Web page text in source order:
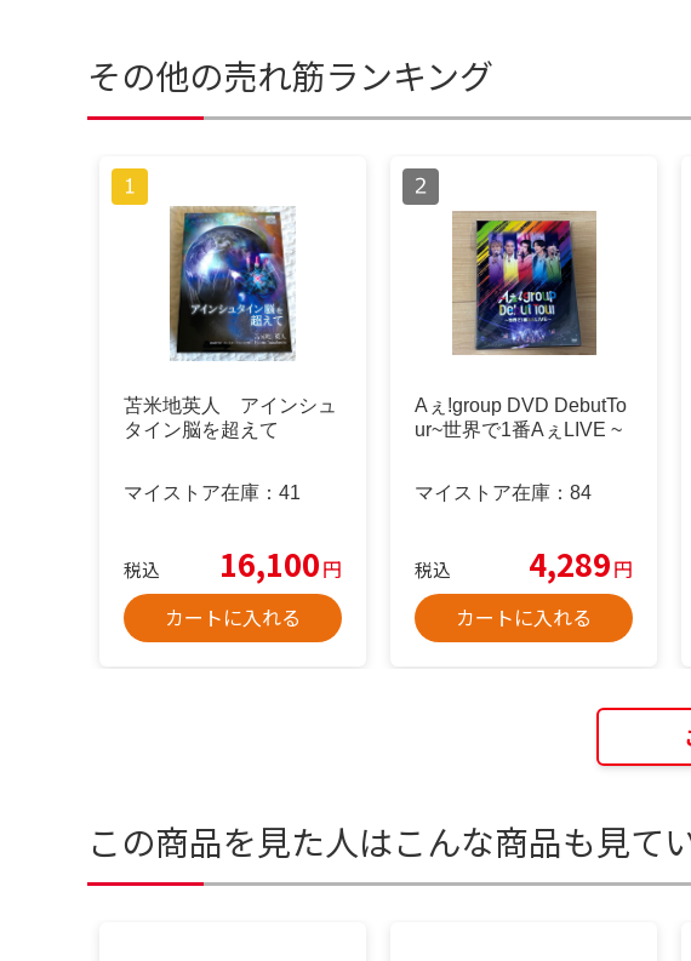
その他の売れ筋ランキング
苫米地英人 アインシュ
タイン脳を超えて
マイストア在庫： 41
税込 16,100円
カートに入れる
Aぇ!group DVD DebutTo
ur~世界で1番AぇLIVE ~
マイストア在庫： 84
税込 4,289円
カートに入れる
この商品を見た人はこんな商品も見て